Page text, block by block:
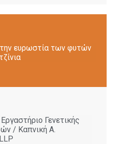
ευρωστία των φυτών
Γενετικής
/ Καπνική Α.